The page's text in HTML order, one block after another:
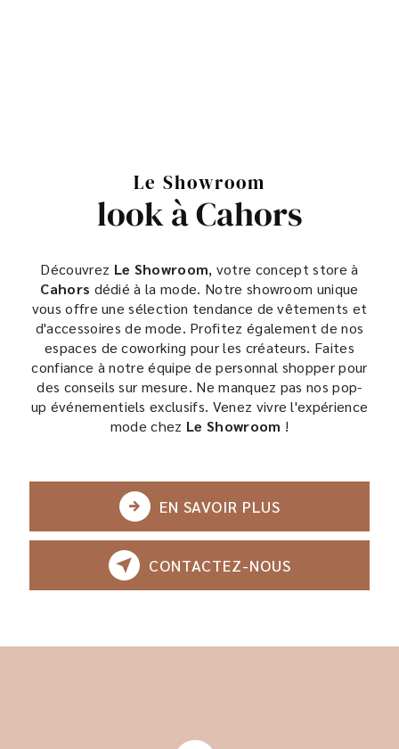
Le Showroom
look à Cahors
Découvrez Le Showroom, votre concept store à
Cahors dédié à la mode. Notre showroom unique
vous offre une sélection tendance de vêtements et
d'accessoires de mode. Profitez également de nos
espaces de coworking pour les créateurs. Faites
confiance à notre équipe de personnal shopper pour
des conseils sur mesure. Ne manquez pas nos pop-
up événementiels exclusifs. Venez vivre l'expérience
mode chez Le Showroom !
EN SAVOIR PLUS
CONTACTEZ-NOUS